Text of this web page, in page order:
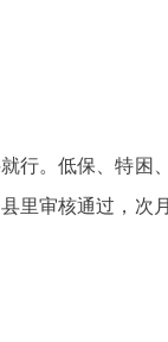
行。低保、特困
审核通过，次